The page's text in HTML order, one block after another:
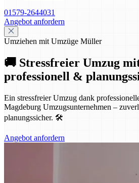
01579-2644031
Angebot anfordern
Umziehen mit Umzüge Müller
🚚 Stressfreier Umzug
professionell &
Ein stressfreier Umzug dank
Magdeburg Umzugsunternehmen –
planungssicher. 🛠️
Angebot anfordern